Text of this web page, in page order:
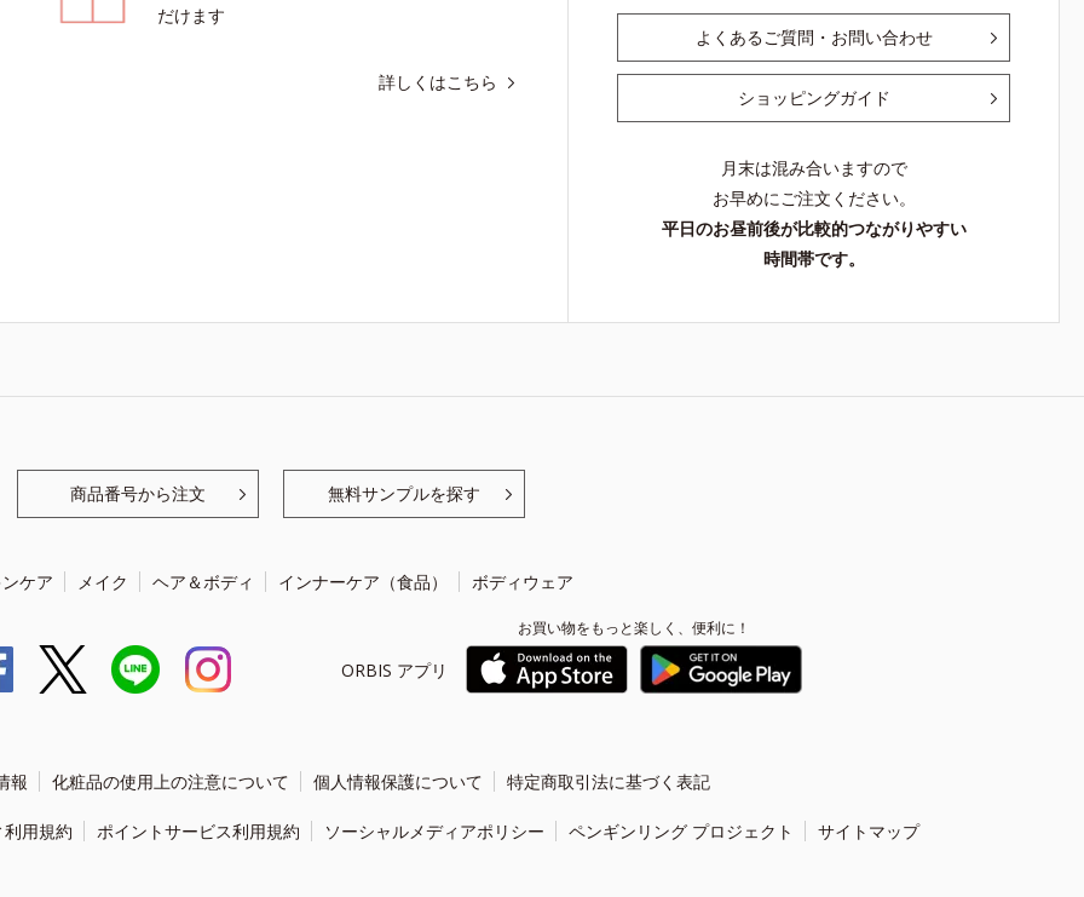
だけます
詳しくはこちら
よくあるご質問・お問い合わせ
ショッピングガイド
月末は混み合いますので
お早めにご注文ください。
平日のお昼前後が比較的つながりやすい
時間帯です。
商品番号から注文 無料サンプルを探す
ケア メイク ヘア＆ボディ インナーケア（食品） ボディウェア
ORBIS アプリ
お買い物をもっと楽しく、便利に！
報 化粧品の使用上の注意について 個人情報保護について 特定商取引法に基づく表記
用規約 ポイントサービス利用規約 ソーシャルメディアポリシー ペンギンリング プロジェクト サイトマップ